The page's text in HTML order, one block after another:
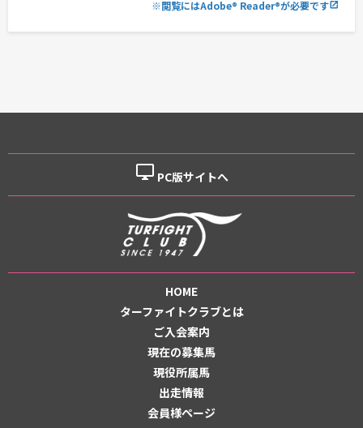
※閲覧にはAdobe® Reader®が必要です
desktop_windows PC版サイトへ
HOME
ターファイトクラブとは
ご入会案内
現在の募集馬
現役所属馬
出走情報
会員様ページ